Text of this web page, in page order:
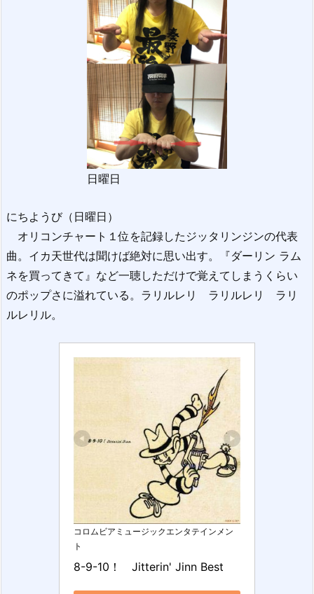
日曜日
にちようび（日曜日）
オリコンチャート１位を記録したジッタリンジンの代表
曲。イカ天世代は聞けば絶対に思い出す。『ダーリン ラム
ネを買ってきて』など一聴しただけで覚えてしまうくらい
のポップさに溢れている。ラリルレリ ラリルレリ ラリ
ルレリル。
コロムビアミュージックエンタテインメン
ト
8-9-10！　Jitterin' Jinn Best